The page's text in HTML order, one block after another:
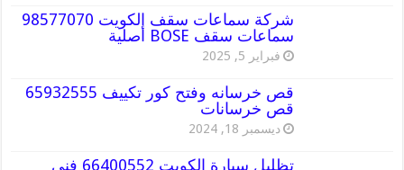
شركة سماعات سقف الكويت 98577070
سماعات سقف BOSE أصلية
فبراير 5, 2025
قص خرسانه وفتح كور تكييف 65932555
قص خرسانات
ديسمبر 18, 2024
تظليل سيارة الكويت 66400552 فني